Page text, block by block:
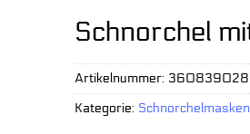
Schnorchel
Artikelnummer:
Kategorie: